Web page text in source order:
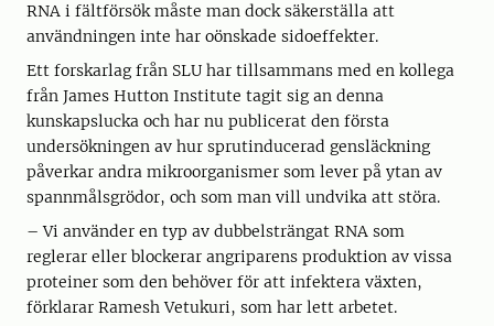
RNA i fältförsök måste man dock säkerställa att
användningen inte har oönskade sidoeffekter.
Ett forskarlag från SLU har tillsammans med en kollega
från James Hutton Institute tagit sig an denna
kunskapslucka och har nu publicerat den första
undersökningen av hur sprutinducerad gensläckning
påverkar andra mikroorganismer som lever på ytan av
spannmålsgrödor, och som man vill undvika att störa.
– Vi använder en typ av dubbelsträngat RNA som
reglerar eller blockerar angriparens produktion av vissa
proteiner som den behöver för att infektera växten,
förklarar Ramesh Vetukuri, som har lett arbetet.